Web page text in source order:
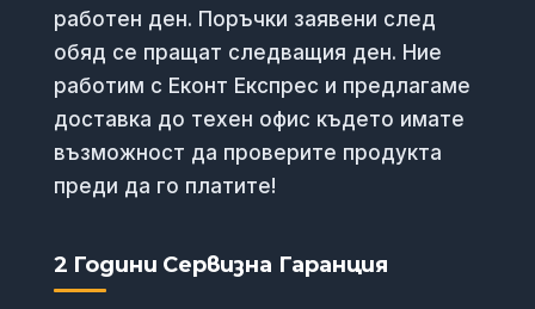
работен ден. Поръчки заявени след
обяд се пращат следващия ден. Ние
работим с Еконт Експрес и предлагаме
доставка до техен офис където имате
възможност да проверите продукта
преди да го платите!
2 Години Сервизна Гаранция